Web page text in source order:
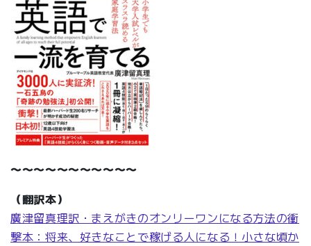
〜〜〜〜〜〜〜〜〜〜〜
（翻訳本）
廣津留真理訳・まえがきのオンリーワンになる方法の衝
撃本：将来、好きなことで稼げる人になる！小さな頃か